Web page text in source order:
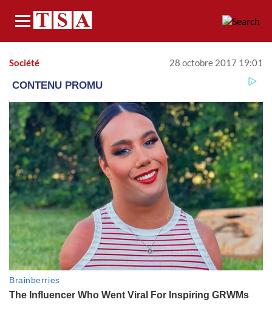
Menu
Société 28 octobre 2017 19:01